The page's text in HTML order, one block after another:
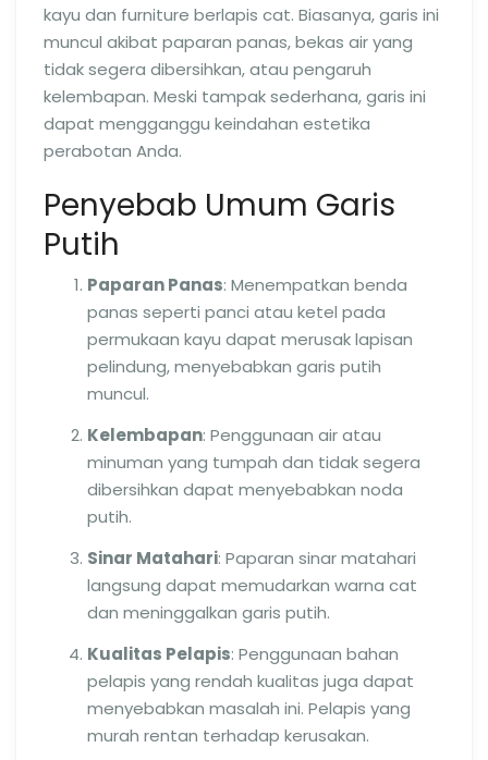
kayu dan furniture berlapis cat. Biasanya, garis ini
muncul akibat paparan panas, bekas air yang
tidak segera dibersihkan, atau pengaruh
kelembapan. Meski tampak sederhana, garis ini
dapat mengganggu keindahan estetika
perabotan Anda.
Penyebab Umum Garis
Putih
Paparan Panas: Menempatkan benda
panas seperti panci atau ketel pada
permukaan kayu dapat merusak lapisan
pelindung, menyebabkan garis putih
muncul.
Kelembapan: Penggunaan air atau
minuman yang tumpah dan tidak segera
dibersihkan dapat menyebabkan noda
putih.
Sinar Matahari: Paparan sinar matahari
langsung dapat memudarkan warna cat
dan meninggalkan garis putih.
Kualitas Pelapis: Penggunaan bahan
pelapis yang rendah kualitas juga dapat
menyebabkan masalah ini. Pelapis yang
murah rentan terhadap kerusakan.